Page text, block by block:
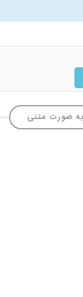
صورت متنی